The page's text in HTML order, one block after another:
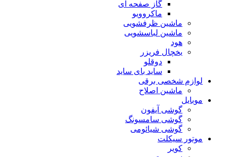
گاز صفحه ای
ماکروویو
ماشین ظرفشویی
ماشین لباسشویی
هود
یخچال فریزر
دوقلو
ساید بای ساید
لوازم شخصی برقی
ماشین اصلاح
موبایل
گوشی آیفون
گوشی سامسونگ
گوشی شیائومی
موتور سیکلت
کویر